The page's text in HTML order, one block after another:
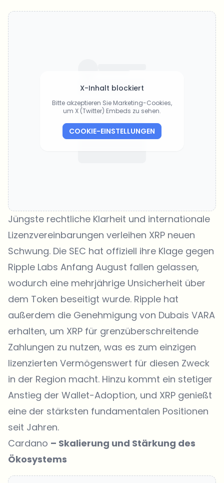
X-Inhalt blockiert
Bitte akzeptieren Sie Marketing-Cookies,
um X (Twitter) Embeds zu sehen.
COOKIE-EINSTELLUNGEN
Jüngste rechtliche Klarheit und internationale
Lizenzvereinbarungen verleihen XRP neuen
Schwung. Die SEC hat offiziell ihre Klage gegen
Ripple Labs Anfang August fallen gelassen,
wodurch eine mehrjährige Unsicherheit über
dem Token beseitigt wurde. Ripple hat
außerdem die Genehmigung von Dubais VARA
erhalten, um XRP für grenzüberschreitende
Zahlungen zu nutzen, was es zum einzigen
lizenzierten Vermögenswert für diesen Zweck
in der Region macht. Hinzu kommt ein stetiger
Anstieg der Wallet-Adoption, und XRP genießt
eine der stärksten fundamentalen Positionen
seit Jahren.
Cardano – Skalierung und Stärkung des
Ökosystems